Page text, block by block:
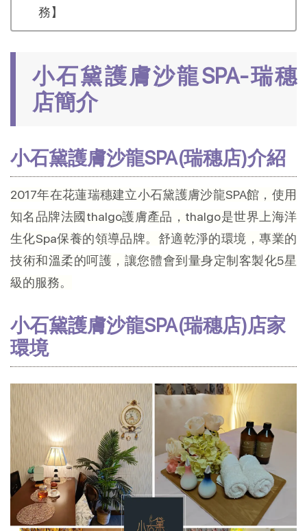
務】
小石黛護膚沙龍SPA-瑞穗
店簡介
小石黛護膚沙龍SPA(瑞穗店)介紹
2017年在花蓮瑞穗建立小石黛護膚沙龍SPA館，使用
知名品牌法國thalgo護膚產品，thalgo是世界上海洋
生化Spa保養的領導品牌。舒適乾淨的環境，專業的
技術和溫柔的呵護，讓您體會到量身定制客製化5星
級的服務。
小石黛護膚沙龍SPA(瑞穗店)店家
環境